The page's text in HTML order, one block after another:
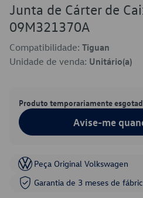
Junta de Cárter de
09M321370A
Compatibilidade: Tiguan
Unidade de venda: Unitário(a)
Produto temporariamente
Avise-me
Peça Original Volkswagen
Garantia de 3 meses de